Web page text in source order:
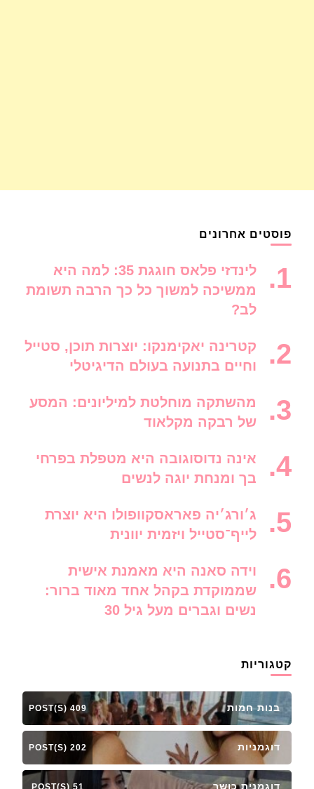
פוסטים אחרונים
לינדזי פלאס חוגגת 35: למה היא
ממשיכה למשוך כל כך הרבה תשומת
לב?
קטרינה יאקימנקו: יוצרות תוכן, סטייל
וחיים בתנועה בעולם הדיגיטלי
מהשתקה מוחלטת למיליונים: המסע
של רבקה מקלאוד
אינה נדוסוגובה היא מטפלת בפרחי
בך ומנחת יוגה לנשים
ג׳ורג׳יה פאראסקוופולו היא יוצרת
לייף־סטייל ויזמית יוונית
וידה סאנה היא מאמנת אישית
שממוקדת בקהל אחד מאוד ברור:
נשים וגברים מעל גיל 30
קטגוריות
בנות חמות 409 POST(S)
דוגמניות 202 POST(S)
דוגמנית כושר